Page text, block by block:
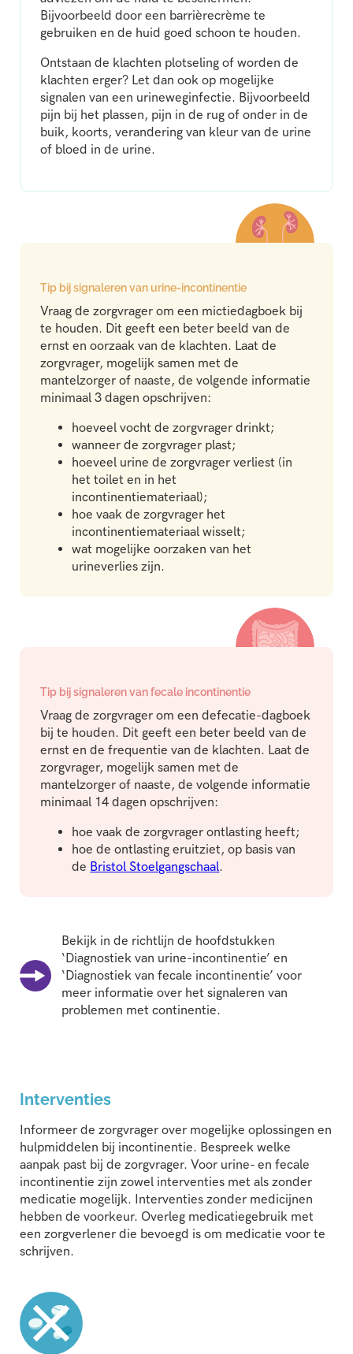
Bijvoorbeeld door een barrièrecrème te
gebruiken en de huid goed schoon te houden.
Ontstaan de klachten plotseling of worden de
klachten erger? Let dan ook op mogelijke
signalen van een urineweginfectie. Bijvoorbeeld
pijn bij het plassen, pijn in de rug of onder in de
buik, koorts, verandering van kleur van de urine
of bloed in de urine.
Tip bij signaleren van urine-incontinentie
Vraag de zorgvrager om een mictiedagboek bij
te houden. Dit geeft een beter beeld van de
ernst en oorzaak van de klachten. Laat de
zorgvrager, mogelijk samen met de
mantelzorger of naaste, de volgende informatie
minimaal 3 dagen opschrijven:
hoeveel vocht de zorgvrager drinkt;
wanneer de zorgvrager plast;
hoeveel urine de zorgvrager verliest (in
het toilet en in het
incontinentiemateriaal);
hoe vaak de zorgvrager het
incontinentiemateriaal wisselt;
wat mogelijke oorzaken van het
urineverlies zijn.
Tip bij signaleren van fecale incontinentie
Vraag de zorgvrager om een defecatie-dagboek
bij te houden. Dit geeft een beter beeld van de
ernst en de frequentie van de klachten. Laat de
zorgvrager, mogelijk samen met de
mantelzorger of naaste, de volgende informatie
minimaal 14 dagen opschrijven:
hoe vaak de zorgvrager ontlasting heeft;
hoe de ontlasting eruitziet, op basis van
de Bristol Stoelgangschaal.
Bekijk in de richtlijn de hoofdstukken
‘Diagnostiek van urine-incontinentie’ en
‘Diagnostiek van fecale incontinentie’ voor
meer informatie over het signaleren van
problemen met continentie.
Interventies
Informeer de zorgvrager over mogelijke oplossingen en
hulpmiddelen bij incontinentie. Bespreek welke
aanpak past bij de zorgvrager. Voor urine- en fecale
incontinentie zijn zowel interventies met als zonder
medicatie mogelijk. Interventies zonder medicijnen
hebben de voorkeur. Overleg medicatiegebruik met
een zorgverlener die bevoegd is om medicatie voor te
schrijven.